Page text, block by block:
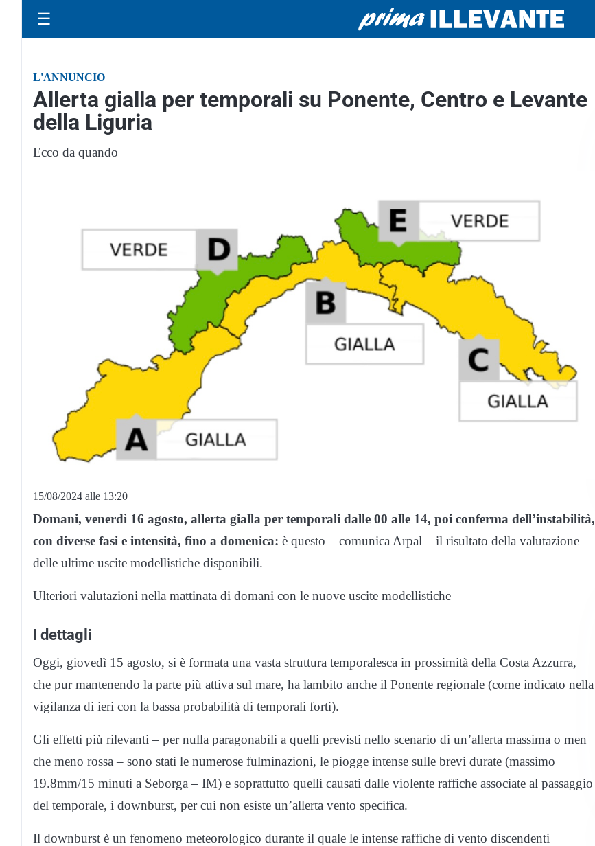
☰
L'ANNUNCIO
Allerta gialla per temporali su Ponente, Centro e Levante
della Liguria
Ecco da quando
15/08/2024 alle 13:20
Domani, venerdì 16 agosto, allerta gialla per temporali dalle 00 alle 14, poi conferma dell’instabilità,
con diverse fasi e intensità, fino a domenica: è questo – comunica Arpal – il risultato della valutazione
delle ultime uscite modellistiche disponibili.
Ulteriori valutazioni nella mattinata di domani con le nuove uscite modellistiche
I dettagli
Oggi, giovedì 15 agosto, si è formata una vasta struttura temporalesca in prossimità della Costa Azzurra,
che pur mantenendo la parte più attiva sul mare, ha lambito anche il Ponente regionale (come indicato nella
vigilanza di ieri con la bassa probabilità di temporali forti).
Gli effetti più rilevanti – per nulla paragonabili a quelli previsti nello scenario di un’allerta massima o men
che meno rossa – sono stati le numerose fulminazioni, le piogge intense sulle brevi durate (massimo
19.8mm/15 minuti a Seborga – IM) e soprattutto quelli causati dalle violente raffiche associate al passaggio
del temporale, i downburst, per cui non esiste un’allerta vento specifica.
Il downburst è un fenomeno meteorologico durante il quale le intense raffiche di vento discendenti